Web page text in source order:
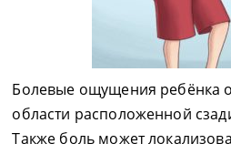
Болевые ощущения ребёнка
области расположенной
Также боль может